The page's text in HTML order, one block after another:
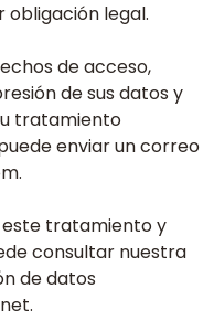
legal.
de acceso,
de sus datos y
tratamiento
enviar un correo
tratamiento y
consultar nuestra
de datos